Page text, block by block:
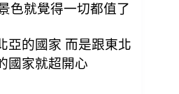
色就覺得一切都值了
亞的國家 而是跟東北
國家就超開心